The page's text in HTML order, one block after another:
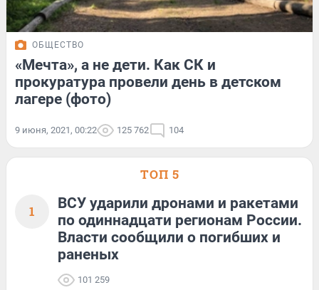
ОБЩЕСТВО
«Мечта», а не дети. Как СК и
прокуратура провели день в детском
лагере (фото)
9 июня, 2021, 00:22 125 762 104
ТОП 5
1
ВСУ ударили дронами и ракетами
по одиннадцати регионам России.
Власти сообщили о погибших и
раненых
101 259